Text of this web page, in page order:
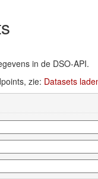
in de DSO-API.
zie: Datasets